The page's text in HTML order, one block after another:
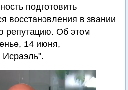
подготовить
восстановления в звании
репутацию. Об этом
14 июня,
Исраэль".